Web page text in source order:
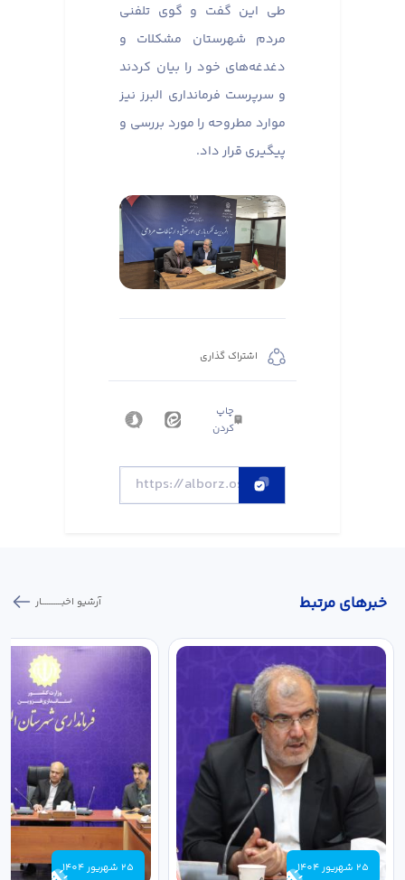
طی این گفت و گوی تلفنی
مردم شهرستان مشکلات و
دغدغه‌های خود را بیان کردند
و سرپرست فرمانداری البرز نیز
موارد مطروحه را مورد بررسی و
پیگیری قرار داد.
اشتراک گذاری
چاپ
کردن
خبر‌های مرتبط آرشیو اخبـــــــــــار
25 شهریور 1404 25 شهریور 1404